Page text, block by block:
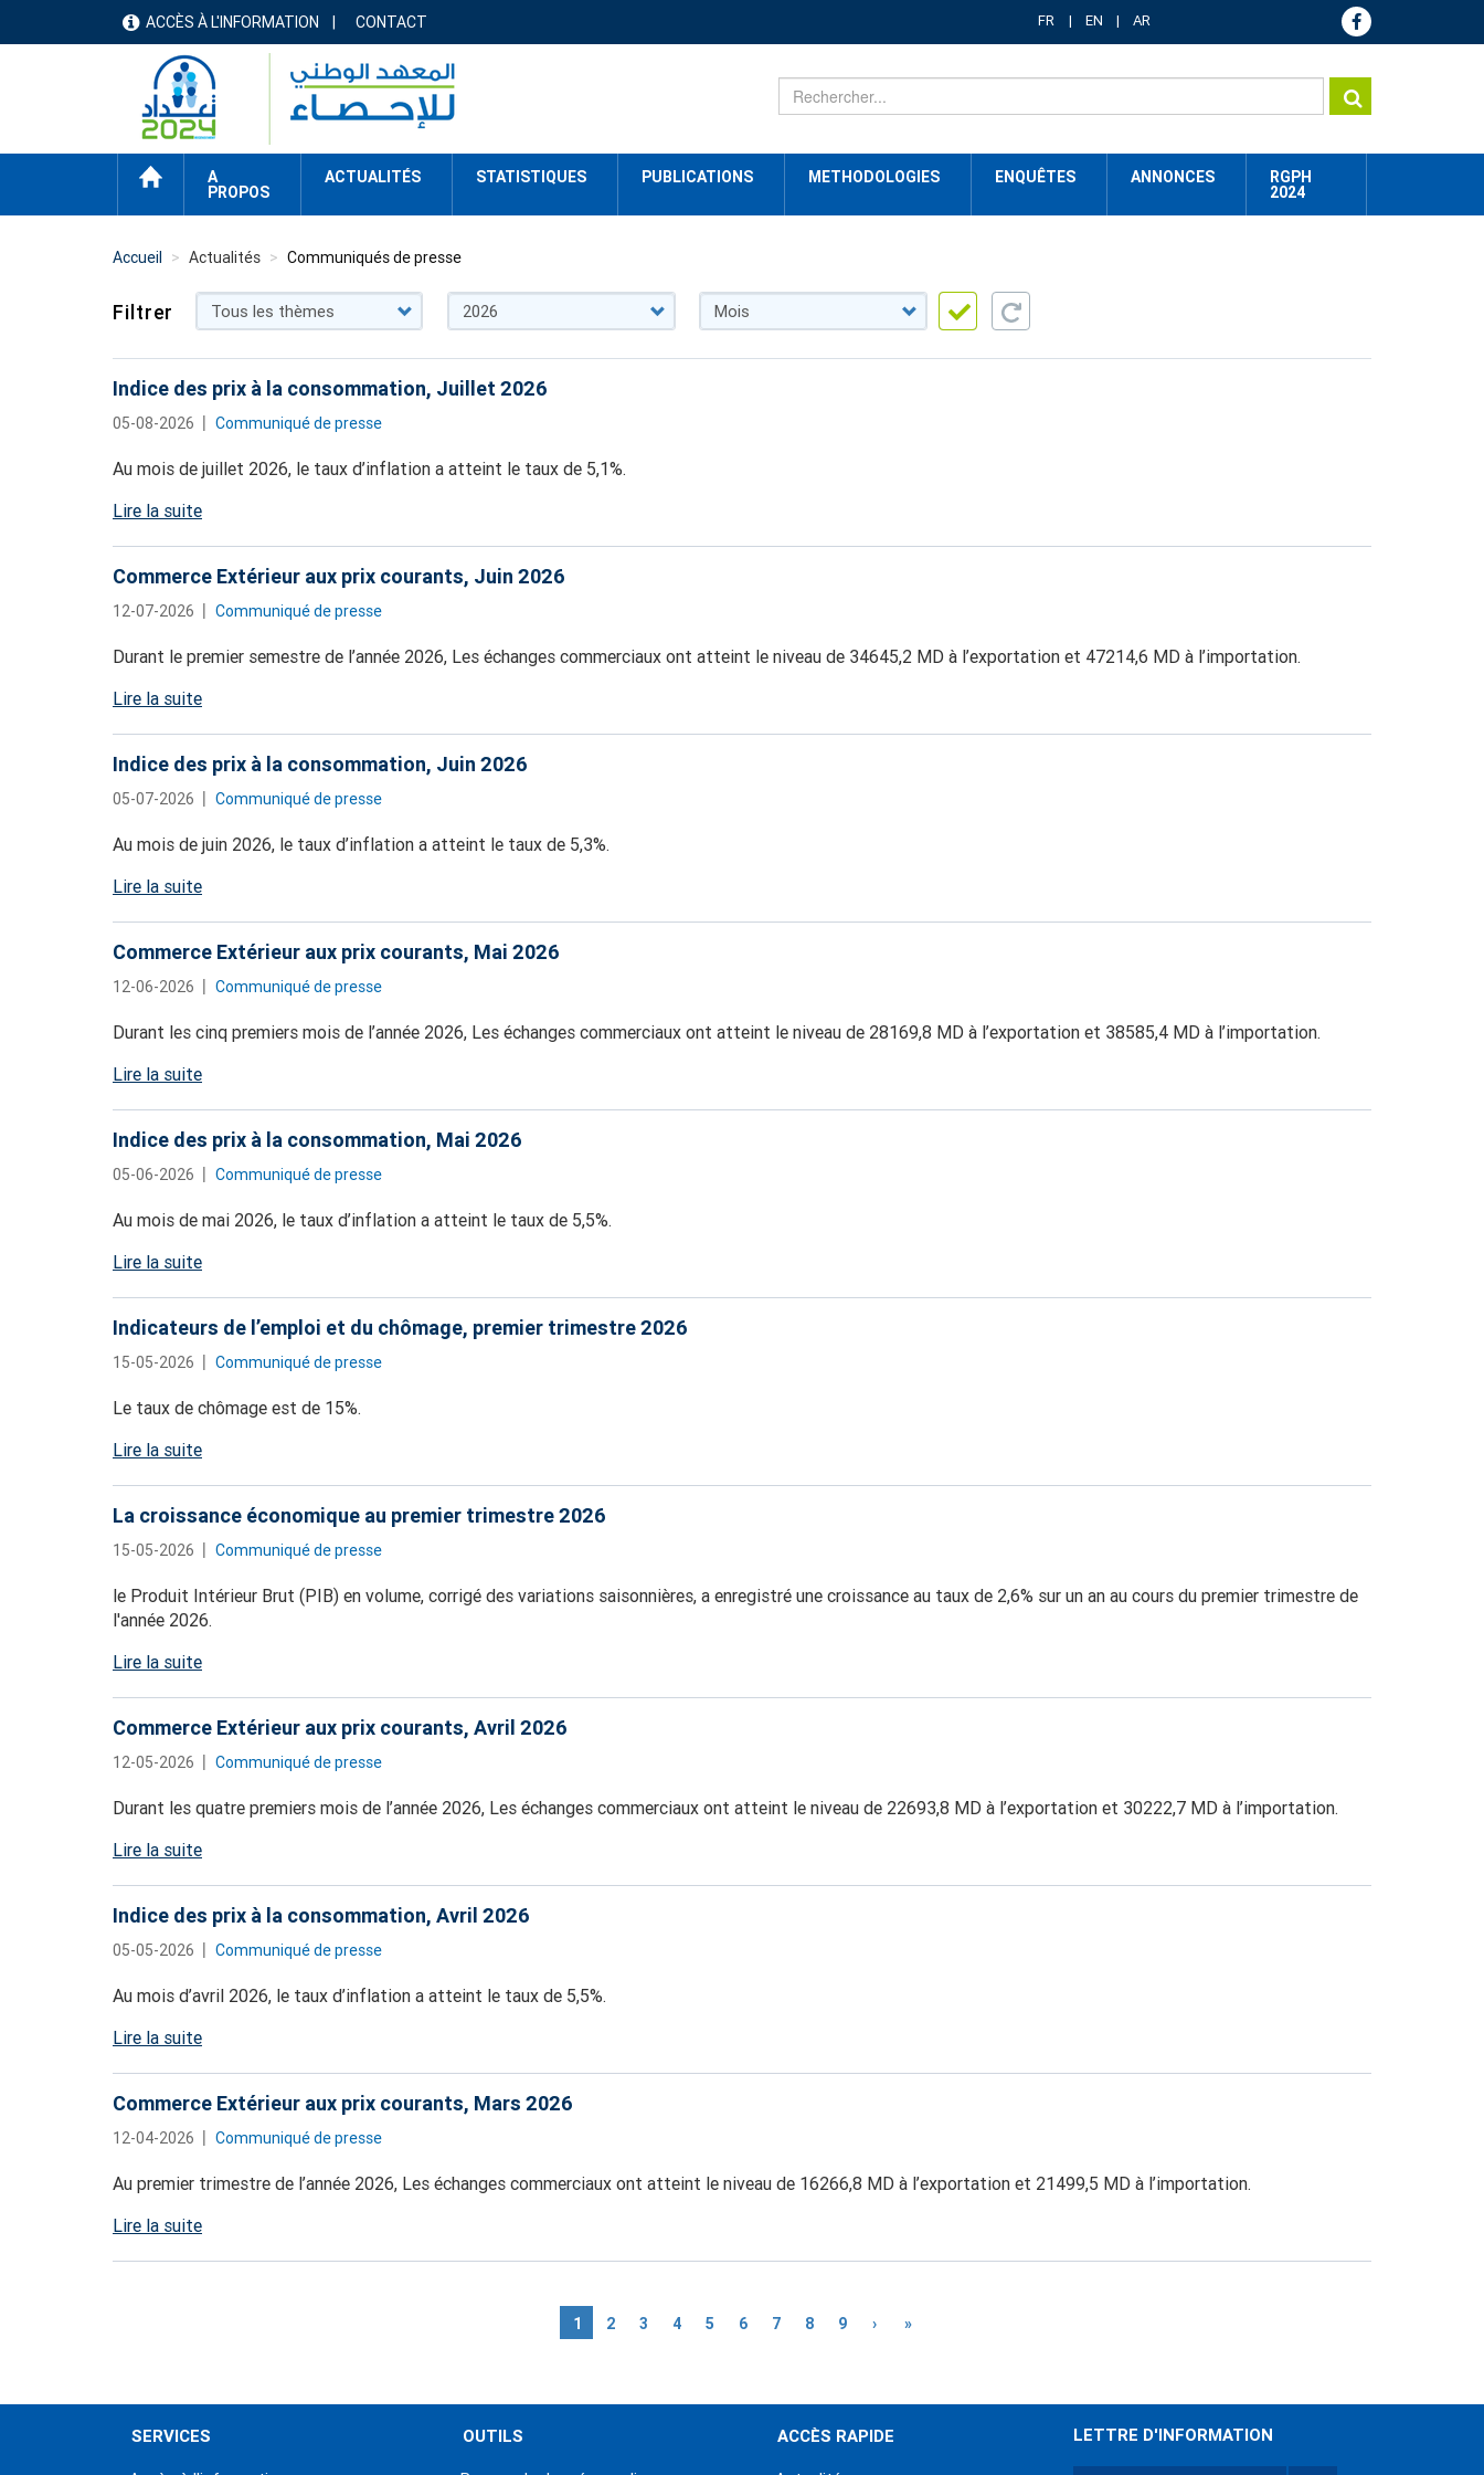
menu
header
ACCÈS À L'INFORMATION CONTACT FR EN AR
ACCUEIL
A
PROPOS
ACTUALITÉS STATISTIQUES PUBLICATIONS METHODOLOGIES ENQUÊTES ANNONCES
RGPH
2024
Accueil Actualités Communiqués de presse
Filtrer
Indice des prix à la consommation, Juillet 2026
05-08-2026 Communiqué de presse
Au mois de juillet 2026, le taux d’inflation a atteint le taux de 5,1%.
Lire la suite
Commerce Extérieur aux prix courants, Juin 2026
12-07-2026 Communiqué de presse
Durant le premier semestre de l’année 2026, Les échanges commerciaux ont atteint le niveau de 34645,2 MD à l’exportation et 47214,6 MD à l’importation.
Lire la suite
Indice des prix à la consommation, Juin 2026
05-07-2026 Communiqué de presse
Au mois de juin 2026, le taux d’inflation a atteint le taux de 5,3%.
Lire la suite
Commerce Extérieur aux prix courants, Mai 2026
12-06-2026 Communiqué de presse
Durant les cinq premiers mois de l’année 2026, Les échanges commerciaux ont atteint le niveau de 28169,8 MD à l’exportation et 38585,4 MD à l’importation.
Lire la suite
Indice des prix à la consommation, Mai 2026
05-06-2026 Communiqué de presse
Au mois de mai 2026, le taux d’inflation a atteint le taux de 5,5%.
Lire la suite
Indicateurs de l’emploi et du chômage, premier trimestre 2026
15-05-2026 Communiqué de presse
Le taux de chômage est de 15%.
Lire la suite
La croissance économique au premier trimestre 2026
15-05-2026 Communiqué de presse
le Produit Intérieur Brut (PIB) en volume, corrigé des variations saisonnières, a enregistré une croissance au taux de 2,6% sur un an au cours du premier trimestre de
l'année 2026.
Lire la suite
Commerce Extérieur aux prix courants, Avril 2026
12-05-2026 Communiqué de presse
Durant les quatre premiers mois de l’année 2026, Les échanges commerciaux ont atteint le niveau de 22693,8 MD à l’exportation et 30222,7 MD à l’importation.
Lire la suite
Indice des prix à la consommation, Avril 2026
05-05-2026 Communiqué de presse
Au mois d’avril 2026, le taux d’inflation a atteint le taux de 5,5%.
Lire la suite
Commerce Extérieur aux prix courants, Mars 2026
12-04-2026 Communiqué de presse
Au premier trimestre de l’année 2026, Les échanges commerciaux ont atteint le niveau de 16266,8 MD à l’exportation et 21499,5 MD à l’importation.
Lire la suite
Page
1 Page
2 Page
3 Page
4 Page
5 Page
6 Page
7 Page
8 Page
9
Page
›
Dernière
»
SERVICES OUTILS ACCÈS RAPIDE LETTRE D'INFORMATION